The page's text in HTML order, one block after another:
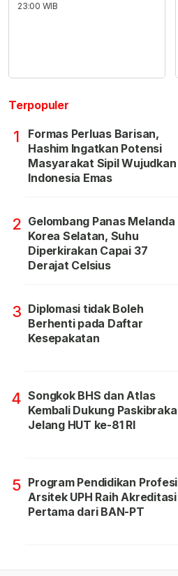
23:00 WIB
Terpopuler
1
Formas Perluas Barisan,
Hashim Ingatkan Potensi
Masyarakat Sipil Wujudkan
Indonesia Emas
2 Gelombang Panas Melanda
Korea Selatan, Suhu
Diperkirakan Capai 37
Derajat Celsius
3 Diplomasi tidak Boleh
Berhenti pada Daftar
Kesepakatan
4 Songkok BHS dan Atlas
Kembali Dukung Paskibraka
Jelang HUT ke-81 RI
5 Program Pendidikan Profesi
Arsitek UPH Raih Akreditasi
Pertama dari BAN-PT